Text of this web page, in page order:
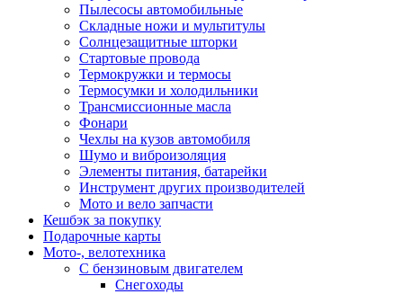
Пылесосы автомобильные
Складные ножи и мультитулы
Солнцезащитные шторки
Стартовые провода
Термокружки и термосы
Термосумки и холодильники
Трансмиссионные масла
Фонари
Чехлы на кузов автомобиля
Шумо и виброизоляция
Элементы питания, батарейки
Инструмент других производителей
Мото и вело запчасти
Кешбэк за покупку
Подарочные карты
Мото-, велотехника
С бензиновым двигателем
Снегоходы